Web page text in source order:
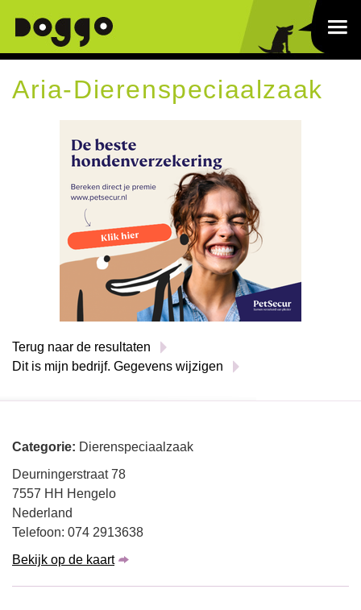
Aria-Dierenspeciaalzaak
Terug naar de resultaten
Dit is mijn bedrijf. Gegevens wijzigen
Categorie: Dierenspeciaalzaak
Deurningerstraat 78
7557 HH Hengelo
Nederland
Telefoon: 074 2913638
Bekijk op de kaart